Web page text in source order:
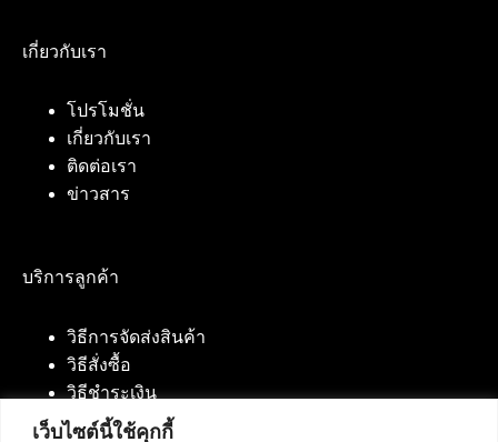
เว็บไซต์นี้ใช้คุกกี้
เกี่ยวกับเรา
โปรโมชั่น
เกี่ยวกับเรา
ติดต่อเรา
ข่าวสาร
บริการลูกค้า
วิธีการจัดส่งสินค้า
วิธีสั่งซื้อ
วิธีชำระเงิน